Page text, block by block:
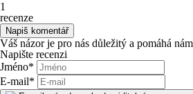
1
recenze
Váš názor je pro nás důležitý a pomáhá
Napište recenzi
Jméno*
E-mail*